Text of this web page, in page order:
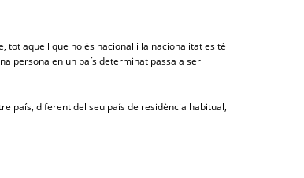
tot aquell que no és nacional i la nacionalitat es té
persona en un país determinat passa a ser
país, diferent del seu país de residència habitual,